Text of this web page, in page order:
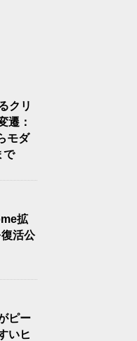
クリ
遷：
モダ
で
拡
活公
ピー
いヒ